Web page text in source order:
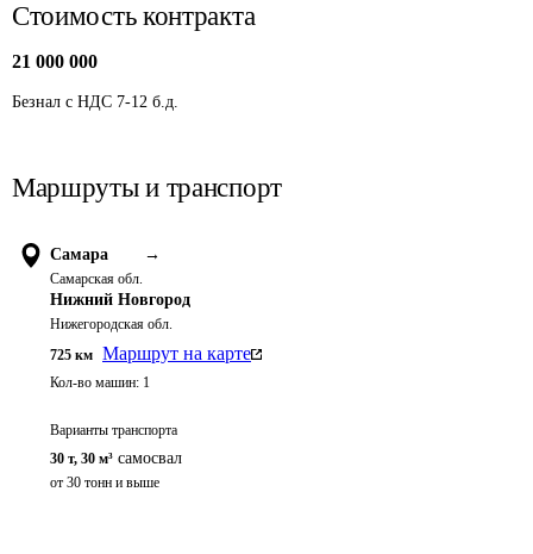
Стоимость контракта
21 000 000
Безнал с НДС 7-12 б.д.
Маршруты и транспорт
Самара →
Самарская обл.
Нижний Новгород
Нижегородская обл.
725 км Маршрут на карте
Кол-во машин: 1
Варианты транспорта
30 т, 30 м³ самосвал
от 30 тонн и выше